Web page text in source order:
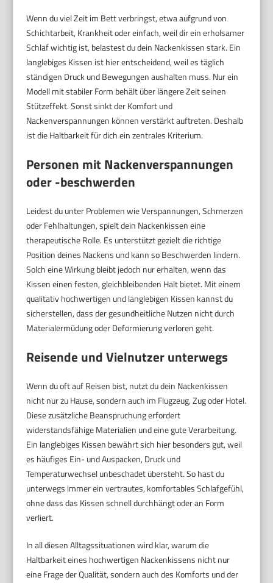
Wenn du viel Zeit im Bett verbringst, etwa aufgrund von
Schichtarbeit, Krankheit oder einfach, weil dir ein erholsamer
Schlaf wichtig ist, belastest du dein Nackenkissen stark. Ein
langlebiges Kissen ist hier entscheidend, weil es täglich
ständigen Druck und Bewegungen aushalten muss. Nur ein
Modell mit stabiler Form behält über längere Zeit seinen
Stützeffekt. Sonst sinkt der Komfort und
Nackenverspannungen können verstärkt auftreten. Deshalb
ist die Haltbarkeit für dich ein zentrales Kriterium.
Personen mit Nackenverspannungen
oder -beschwerden
Leidest du unter Problemen wie Verspannungen, Schmerzen
oder Fehlhaltungen, spielt dein Nackenkissen eine
therapeutische Rolle. Es unterstützt gezielt die richtige
Position deines Nackens und kann so Beschwerden lindern.
Solch eine Wirkung bleibt jedoch nur erhalten, wenn das
Kissen einen festen, gleichbleibenden Halt bietet. Mit einem
qualitativ hochwertigen und langlebigen Kissen kannst du
sicherstellen, dass der gesundheitliche Nutzen nicht durch
Materialermüdung oder Deformierung verloren geht.
Reisende und Vielnutzer unterwegs
Wenn du oft auf Reisen bist, nutzt du dein Nackenkissen
nicht nur zu Hause, sondern auch im Flugzeug, Zug oder Hotel.
Diese zusätzliche Beanspruchung erfordert
widerstandsfähige Materialien und eine gute Verarbeitung.
Ein langlebiges Kissen bewährt sich hier besonders gut, weil
es häufiges Ein- und Auspacken, Druck und
Temperaturwechsel unbeschadet übersteht. So hast du
unterwegs immer ein vertrautes, komfortables Schlafgefühl,
ohne dass das Kissen schnell durchhängt oder an Form
verliert.
In all diesen Alltagssituationen wird klar, warum die
Haltbarkeit eines hochwertigen Nackenkissens nicht nur
eine Frage der Qualität, sondern auch des Komforts und der